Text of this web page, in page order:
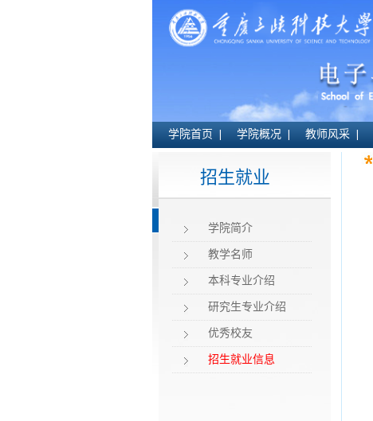
学院首页 学院概况 教师风采
招生就业
学院简介
教学名师
本科专业介绍
研究生专业介绍
优秀校友
招生就业信息